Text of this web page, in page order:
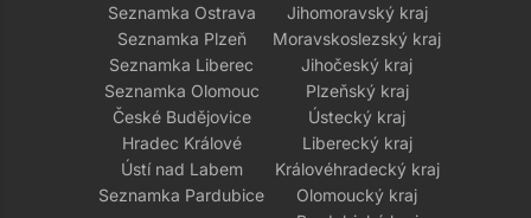
Seznamka Ostrava
Seznamka Plzeň
Seznamka Liberec
Seznamka Olomouc
České Budějovice
Hradec Králové
Ústí nad Labem
Seznamka Pardubice
Jihomoravský kraj
Moravskoslezský kraj
Jihočeský kraj
Plzeňský kraj
Ústecký kraj
Liberecký kraj
Královéhradecký kraj
Olomoucký kraj